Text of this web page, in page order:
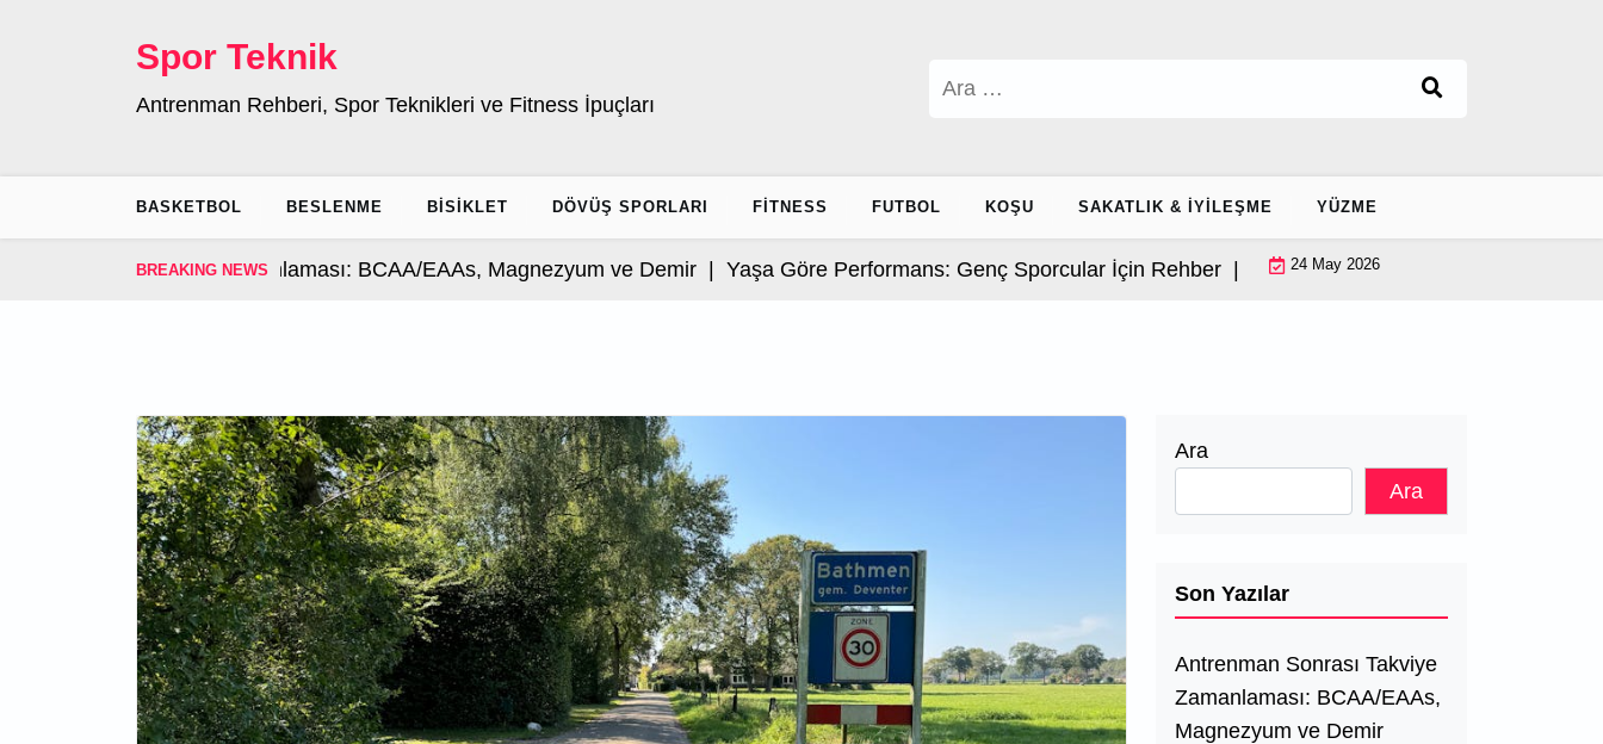
Spor Teknik
Antrenman Rehberi, Spor Teknikleri ve Fitness İpuçları
BASKETBOL BESLENME BISIKLET DÖVÜŞ SPORLARI FITNESS FUTBOL KOŞU SAKATLIK & İYILEŞME YÜZME
BREAKING NEWS
Takviye Zamanlaması: BCAA/EAAs, Magnezyum ve Demir |Yaşa Göre Performans: Genç Sporcular İçin Rehber |Ayak Bileği Stabilizasyonu: Ekipmansiz
24 May 2026
Ara
Ara
Son Yazılar
Antrenman Sonrası Takviye
Zamanlaması: BCAA/EAAs,
Magnezyum ve Demir